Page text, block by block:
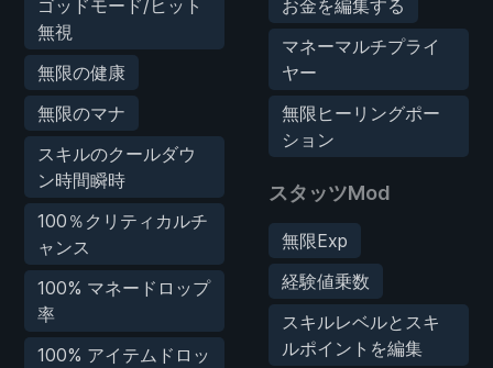
ゴッドモード/ヒット
無視
無限の健康
無限のマナ
スキルのクールダウ
ン時間瞬時
100％クリティカルチ
ャンス
100% マネードロップ
率
100% アイテムドロッ
お金を編集する
マネーマルチプライ
ヤー
無限ヒーリングポー
ション
スタッツMod
無限Exp
経験値乗数
スキルレベルとスキ
ルポイントを編集